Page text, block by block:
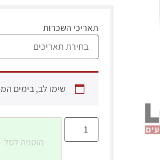
תאריכי השכרות
שימו לב, בימים
הוספה לסל